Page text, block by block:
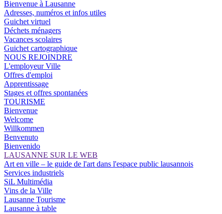
Bienvenue à Lausanne
Adresses, numéros et infos utiles
Guichet virtuel
Déchets ménagers
Vacances scolaires
Guichet cartographique
NOUS REJOINDRE
L'employeur Ville
Offres d'emploi
Apprentissage
Stages et offres spontanées
TOURISME
Bienvenue
Welcome
Willkommen
Benvenuto
Bienvenido
LAUSANNE SUR LE WEB
Art en ville – le guide de l'art dans l'espace public lausannois
Services industriels
SiL Multimédia
Vins de la Ville
Lausanne Tourisme
Lausanne à table